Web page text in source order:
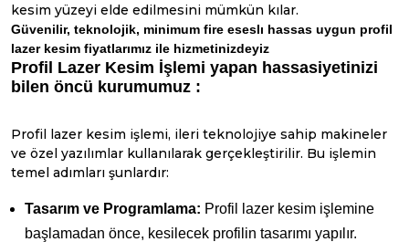
kesim yüzeyi elde edilmesini mümkün kılar.
Güvenilir, teknolojik, minimum fire eseslı hassas uygun profil
lazer kesim fiyatlarımız ile hizmetinizdeyiz
Profil Lazer Kesim İşlemi yapan hassasiyetinizi
bilen öncü kurumumuz :
Profil lazer kesim işlemi, ileri teknolojiye sahip makineler
ve özel yazılımlar kullanılarak gerçekleştirilir. Bu işlemin
temel adımları şunlardır:
Tasarım ve Programlama: Profil lazer kesim işlemine
başlamadan önce, kesilecek profilin tasarımı yapılır.